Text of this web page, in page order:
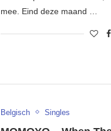
mee. Eind deze maand …
Belgisch Singles